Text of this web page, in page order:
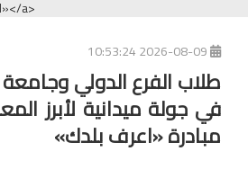
طلاب الفرع الدولي وجامعة
في جولة ميدانية لأبرز
مبادرة «اعرف بلدك»